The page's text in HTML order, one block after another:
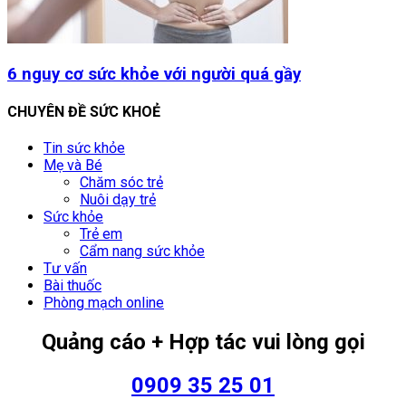
6 nguy cơ sức khỏe với người quá gầy
CHUYÊN ĐỀ SỨC KHOẺ
Tin sức khỏe
Mẹ và Bé
Chăm sóc trẻ
Nuôi dạy trẻ
Sức khỏe
Trẻ em
Cẩm nang sức khỏe
Tư vấn
Bài thuốc
Phòng mạch online
Quảng cáo + Hợp tác vui lòng gọi
0909 35 25 01